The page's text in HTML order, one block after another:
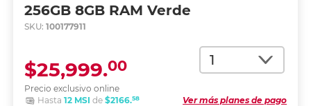
256GB 8GB RAM Verde
SKU: 100177911
Cantidad
Precio exclusivo online
$25,999.00
Ver más planes de pago
Hasta 12 MSI de $2166.58